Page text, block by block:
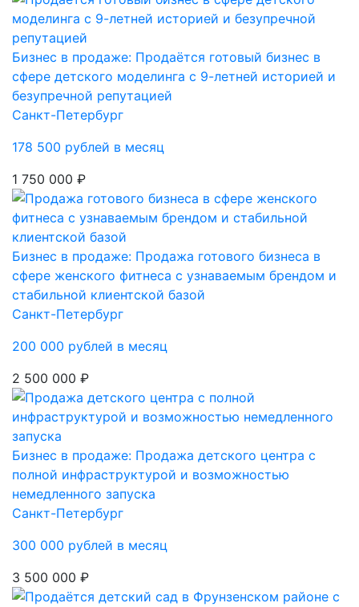
Бизнес в продаже: Продаётся готовый бизнес в
сфере детского моделинга с 9-летней историей и
безупречной репутацией
Санкт-Петербург
178 500 рублей в месяц
1 750 000 ₽
Бизнес в продаже: Продажа готового бизнеса в
сфере женского фитнеса с узнаваемым брендом и
стабильной клиентской базой
Санкт-Петербург
200 000 рублей в месяц
2 500 000 ₽
Бизнес в продаже: Продажа детского центра с
полной инфраструктурой и возможностью
немедленного запуска
Санкт-Петербург
300 000 рублей в месяц
3 500 000 ₽